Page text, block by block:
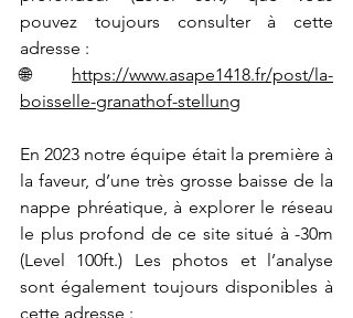
pouvez toujours consulter à cette
adresse :
🌐 https://www.asape1418.fr/post/la-
boisselle-granathof-stellung
En 2023 notre équipe était la première à
la faveur, d’une très grosse baisse de la
nappe phréatique, à explorer le réseau
le plus profond de ce site situé à -30m
(Level 100ft.) Les photos et l’analyse
sont également toujours disponibles à
cette adresse :